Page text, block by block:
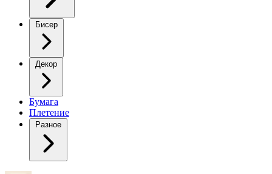
Бисер
Декор
Бумага
Плетение
Разное